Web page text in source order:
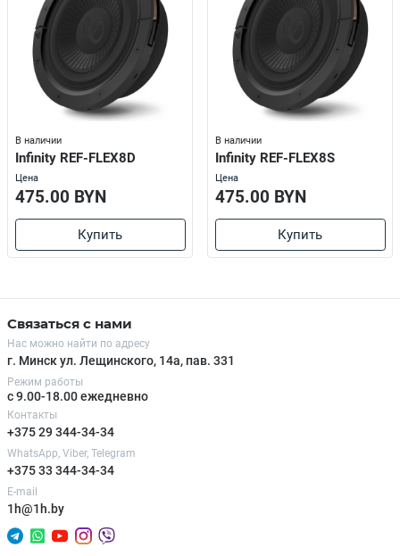
В наличии
Infinity REF-FLEX8D
Цена
475.00 BYN
Купить
В наличии
Infinity REF-FLEX8S
Цена
475.00 BYN
Купить
Связаться с нами
Нас можно найти по адресу
г. Минск ул. Лещинского, 14а, пав. 331
Режим работы
с 9.00-18.00 ежедневно
Контакты
+375 29 344-34-34
WhatsApp, Viber, Telegram
+375 33 344-34-34
E-mail
1h@1h.by